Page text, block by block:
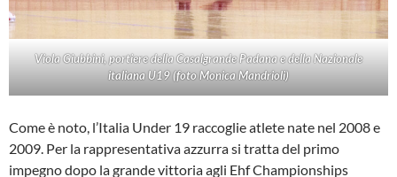
Viola Giubbini, portiere della Casalgrande Padana e della Nazionale
italiana U19 (foto Monica Mandrioli)
Come è noto, l’Italia Under 19 raccoglie atlete nate nel 2008 e
2009. Per la rappresentativa azzurra si tratta del primo
impegno dopo la grande vittoria agli Ehf Championships